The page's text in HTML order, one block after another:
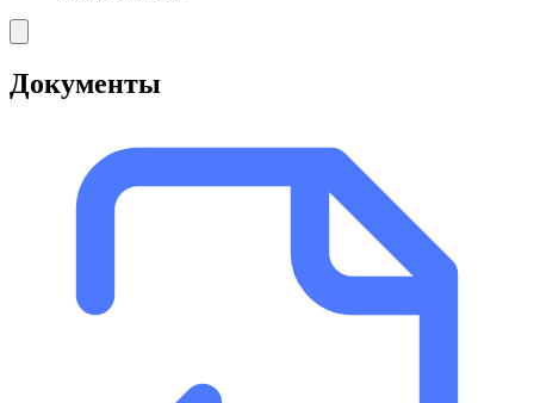
Документы